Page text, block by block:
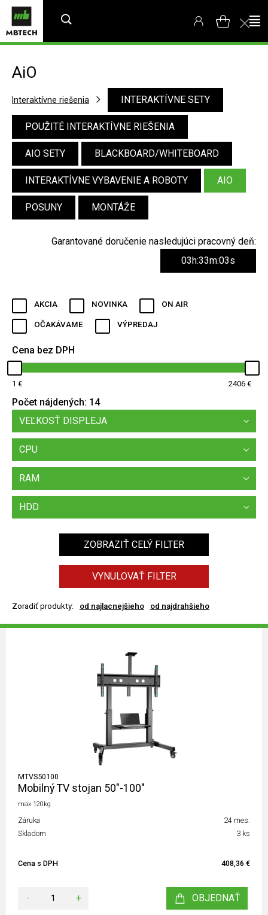
AiO
Interaktívne riešenia INTERAKTÍVNE SETY
POUŽITÉ INTERAKTÍVNE RIEŠENIA
AIO SETY BLACKBOARD/WHITEBOARD
INTERAKTÍVNE VYBAVENIE A ROBOTY AIO
POSUNY MONTÁŽE
Garantované doručenie nasledujúci pracovný deň:
03h:33m:02s
AKCIA NOVINKA ON AIR
OČAKÁVAME VÝPREDAJ
Cena bez DPH
1 2406
Počet nájdených: 14
VEĽKOSŤ DISPLEJA
CPU
RAM
HDD
ZOBRAZIŤ CELÝ FILTER
VYNULOVAŤ FILTER
Zoradiť produkty: od najlacnejšieho od najdrahšieho
MTVS50100
Mobilný TV stojan 50"-100"
max 120kg
Záruka
24 mes.
Skladom
3 ks
Cena s DPH 408,36 €
- + OBJEDNAŤ